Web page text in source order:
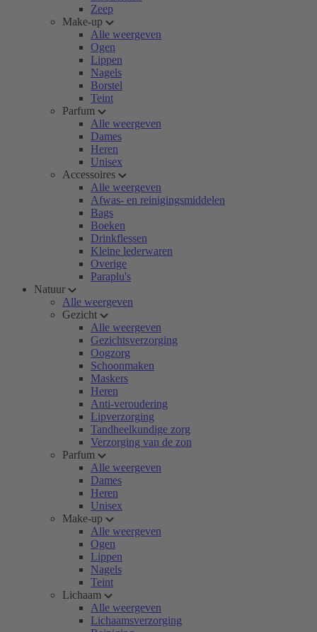
Zeep
Make-up
Alle weergeven
Ogen
Lippen
Nagels
Borstel
Teint
Parfum
Alle weergeven
Dames
Heren
Unisex
Accessoires
Alle weergeven
Afwas- en reinigingsmiddelen
Bags
Boeken
Drinkflessen
Kleine lederwaren
Overige
Paraplu's
Natuur
Alle weergeven
Gezicht
Alle weergeven
Gezichtsverzorging
Oogzorg
Schoonmaken
Maskers
Heren
Anti-veroudering
Lipverzorging
Tandheelkundige zorg
Verzorging van de zon
Parfum
Alle weergeven
Dames
Heren
Unisex
Make-up
Alle weergeven
Ogen
Lippen
Nagels
Teint
Lichaam
Alle weergeven
Lichaamsverzorging